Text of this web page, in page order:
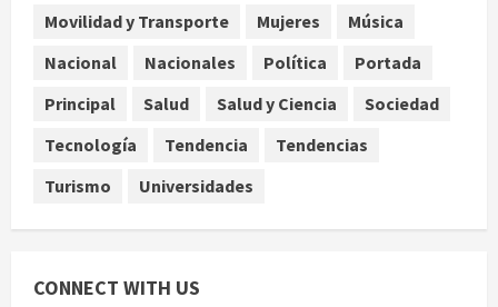
Toluca golea a Seattle Sounders en
agosto 6, 2026
Movilidad y Transporte
Mujeres
Música
Nacional
Nacionales Política
Portada
Principal
Salud Salud y Ciencia
Sociedad
Tecnología
Tendencia
Tendencias
Turismo
Universidades
CONNECT WITH US